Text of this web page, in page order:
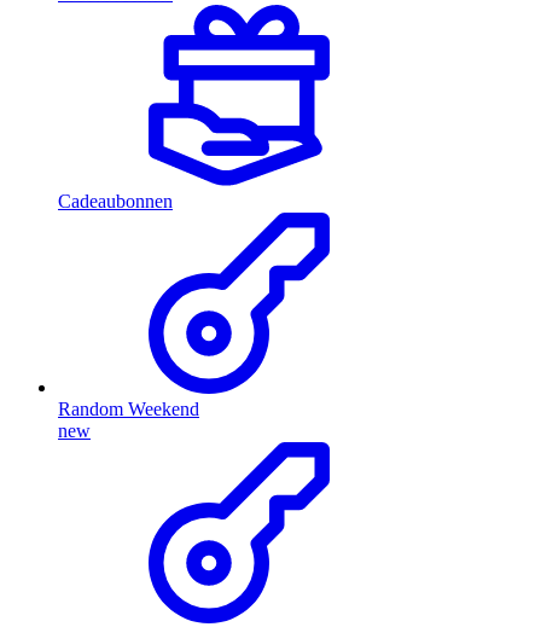
Cadeaubonnen
Random Weekend
new